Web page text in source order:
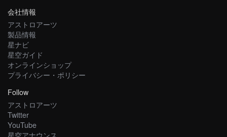
会社情報
アストロアーツ
製品情報
星ナビ
星空ガイド
オンラインショップ
プライバシー・ポリシー
Follow
アストロアーツ
Twitter
YouTube
星空アナウンス